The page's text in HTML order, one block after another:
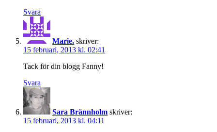
Svara
Marie. skriver:
15 februari, 2013 kl. 02:41
Tack för din blogg Fanny!
Svara
Sara Brännholm skriver:
15 februari, 2013 kl. 04:11